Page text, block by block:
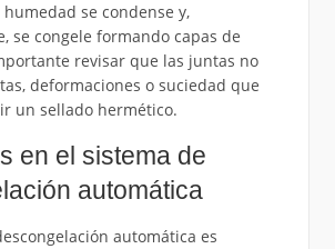
se condense y,
se congele formando capas de
revisar que las juntas no
deformaciones o suciedad que
un sellado hermético.
en el sistema de
automática
automática es